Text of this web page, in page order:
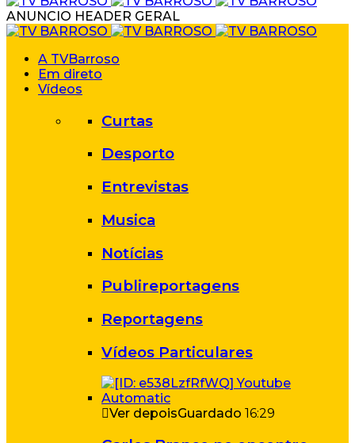
ANUNCIO HEADER GERAL
A TVBarroso
Em direto
Vídeos
Curtas
Desporto
Entrevistas
Musica
Notícias
Publireportagens
Reportagens
Vídeos Particulares
Ver depoisGuardado 16:29